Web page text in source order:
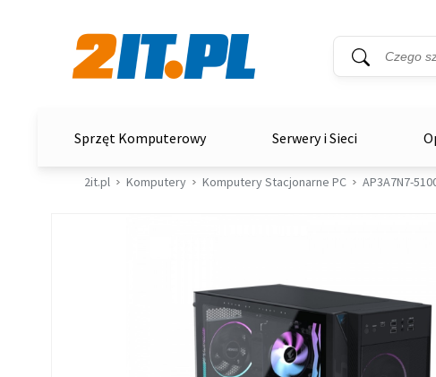
Wyszukiwarka
Słowo kluczowe
Sprzęt Komputerowy Serwery i Sieci
2it.pl Komputery Komputery Stacjonarne PC AP3A7N7-